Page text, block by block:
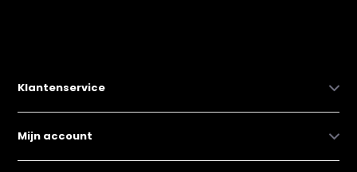
Klantenservice
Mijn account